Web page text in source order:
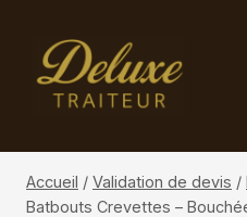
contenu
Accueil / Validation de devis /
Batbouts Crevettes –